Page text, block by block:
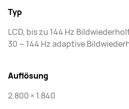
Typ
LCD, bis zu 144 Hz
30 ~ 144 Hz adaptive
Auflösung
2.800 × 1.840